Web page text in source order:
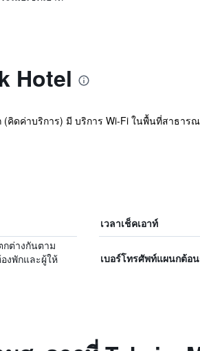
Hotel
คิดค่าบริการ) มี บริการ Wi-Fi ในพื้นที่สาธา
เวลาเช็คเอาท์
ต่างกันตาม
งพักและผู้ให้
เบอร์โทรศัพท์แผนกต้อ